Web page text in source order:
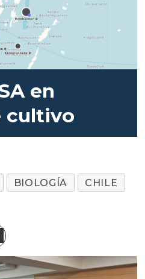
en
cultivo
BIOLOGÍA
CHILE